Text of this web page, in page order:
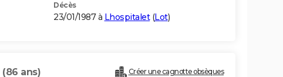
Décès
23/01/1987 à Lhospitalet(Lot)
(86 ans) Créer une cagnotte obsèques